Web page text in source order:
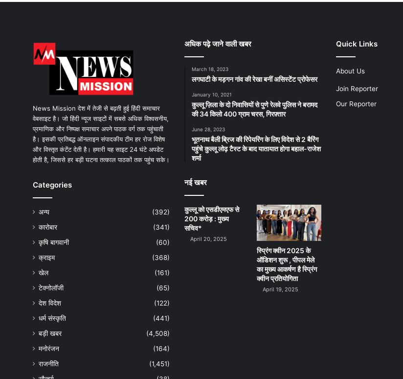
News Mission देश में तेजी से बढ़ती हुई हिंदी समाचार
वेबसाइट है। जो हिंदी न्यूज साइटों में सबसे अधिक विश्वसनीय,
प्रमाणिक और निष्पक्ष समाचार अपने पाठक वर्ग तक पहुंचाती
है। इसकी प्रतिबद्ध ऑनलाइन संपादकीय टीम हर रोज विशेष
और विस्तृत कंटेंट देती है। हमारी यह साइट 24 घंटे अपडेट
होती है, जिससे हर बड़ी घटना तत्काल पाठकों तक पहुंच सके।
Categories
अन्य
(392)
कारोबार
(341)
कृषि बागवानी
(60)
क्राइम
(368)
खेल
(161)
टेक्नोलॉजी
(65)
देश विदेश
(122)
धर्म संस्कृति
(441)
बड़ी खबर
(4,508)
मनोरंजन
(164)
राजनीति
(1,451)
अधिक पढ़े जाने वाली खबर
March 18, 2023
लगघाटी के मड़गन गांव की रेखा बनीं असिस्टेंट प्रोफेसर
January 10, 2021
कुल्लू ज़िला के दो निवासियों से पुणे रेलवे पुलिस ने बरामद
की 34 किलो 400 ग्राम चरस, गिरफ़्तार
June 28, 2023
भूतनाथ बैली ब्रिज की रिपेयरिंग के लिए विदेश से 2 बैरिंग
पहुंचे कुल्लू लोढ़ टैस्ट के बाद यातायात होगा बहाल-राजेश
शर्मा
नई खबर
कुल्लू को एसडीएमएफ से
200 करोड़ : मुख्य
सचिव*
April 20, 2025
स्प्रिंग क्वीन 2025 के
ऑडिशन शुरू , पीपल मेले
का मुख्य आकर्षण है स्प्रिंग
क्वीन प्रतियोगिता
April 19, 2025
Quick Links
About Us
Join Reporter
Our Reporter